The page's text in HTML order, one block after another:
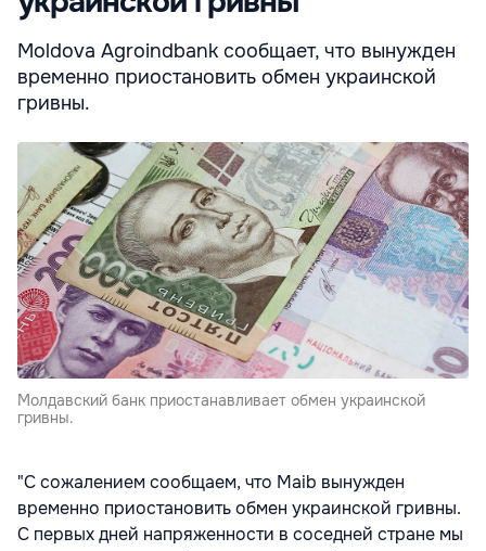
Moldova Agroindbank сообщает, что вынужден
временно приостановить обмен украинской
гривны.
Молдавский банк приостанавливает обмен украинской
гривны.
"С сожалением сообщаем, что Maib вынужден
временно приостановить обмен украинской гривны.
С первых дней напряженности в соседней стране мы